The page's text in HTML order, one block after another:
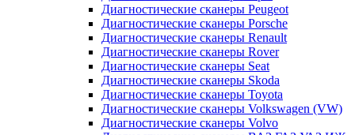
Диагностические сканеры Peugeot
Диагностические сканеры Porsche
Диагностические сканеры Renault
Диагностические сканеры Rover
Диагностические сканеры Seat
Диагностические сканеры Skoda
Диагностические сканеры Toyota
Диагностические сканеры Volkswagen (VW)
Диагностические сканеры Volvo